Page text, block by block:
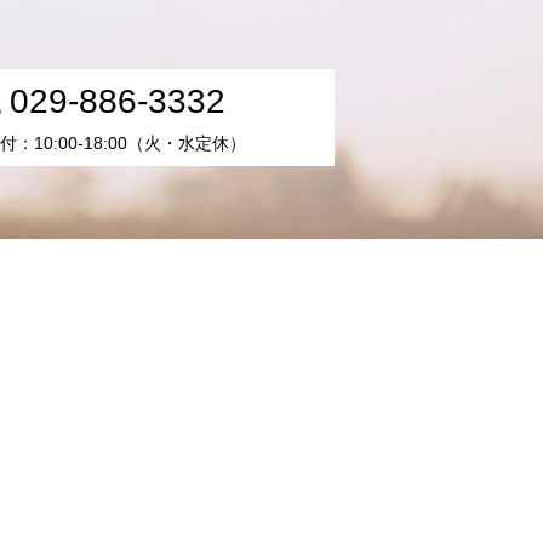
029-886-3332
：10:00-18:00（火・水定休）